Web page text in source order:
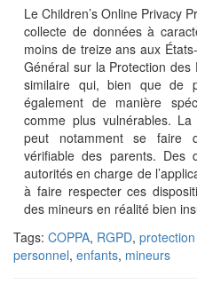
Le Children’s Online Privacy
collecte de données à
moins de treize ans aux
Général sur la Protection
similaire qui, bien que de
également de manière
comme plus vulnérables.
peut notamment se faire
vérifiable des parents. Des
autorités en charge de
à faire respecter ces
des mineurs en réalité bien
Tags: COPPA, RGPD,
personnel, enfants, mineurs